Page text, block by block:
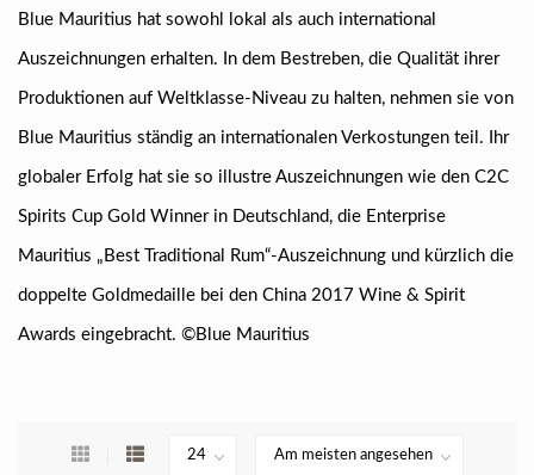
Blue Mauritius hat sowohl lokal als auch international
Auszeichnungen erhalten. In dem Bestreben, die Qualität ihrer
Produktionen auf Weltklasse-Niveau zu halten, nehmen sie von
Blue Mauritius ständig an internationalen Verkostungen teil. Ihr
globaler Erfolg hat sie so illustre Auszeichnungen wie den C2C
Spirits Cup Gold Winner in Deutschland, die Enterprise
Mauritius „Best Traditional Rum“-Auszeichnung und kürzlich die
doppelte Goldmedaille bei den China 2017 Wine & Spirit
Awards eingebracht. ©Blue Mauritius